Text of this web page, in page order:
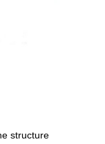
structure